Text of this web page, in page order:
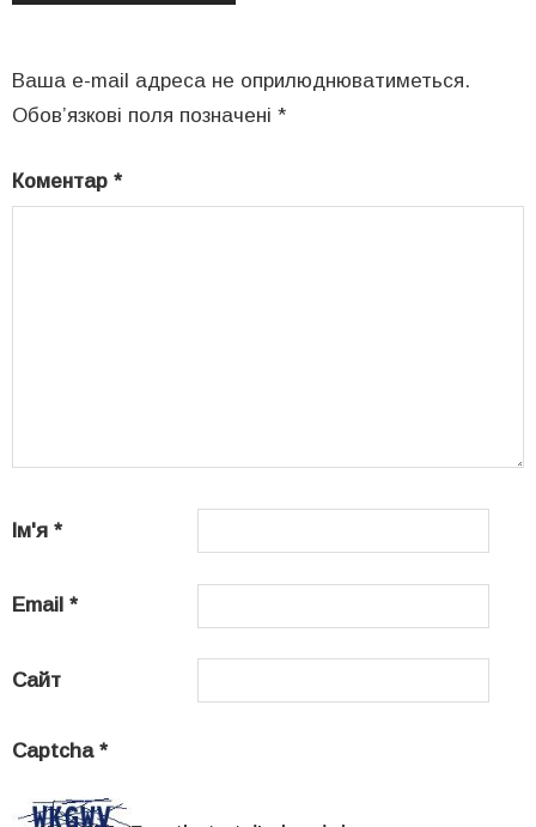
Ваша e-mail адреса не оприлюднюватиметься.
Обов’язкові поля позначені *
Коментар *
Ім'я *
Email *
Сайт
Captcha *